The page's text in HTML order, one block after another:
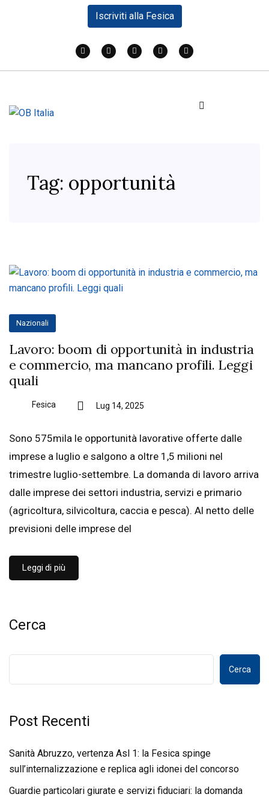
Iscriviti alla Fesica
Tag: opportunità
Nazionali
Lavoro: boom di opportunità in industria
e commercio, ma mancano profili. Leggi
quali
Fesica Lug 14, 2025
Sono 575mila le opportunità lavorative offerte dalle
imprese a luglio e salgono a oltre 1,5 milioni nel
trimestre luglio-settembre. La domanda di lavoro arriva
dalle imprese dei settori industria, servizi e primario
(agricoltura, silvicoltura, caccia e pesca). Al netto delle
previsioni delle imprese del
Leggi di più
Cerca
Cerca
Post Recenti
Sanità Abruzzo, vertenza Asl 1: la Fesica spinge
sull’internalizzazione e replica agli idonei del concorso
Guardie particolari giurate e servizi fiduciari: la domanda